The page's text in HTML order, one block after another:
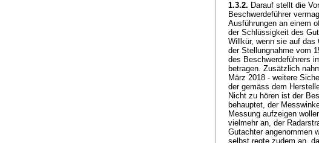
1.3.2. Darauf stellt die
Beschwerdeführer
Ausführungen an einem
der Schlüssigkeit des
Willkür, wenn sie auf
der Stellungnahme vom
des Beschwerdeführers
betragen. Zusätzlich
März 2018 - weitere
der gemäss dem
Nicht zu hören ist der
behauptet, der
Messung aufzeigen
vielmehr an, der
Gutachter angenommen
selbst regte zudem an,